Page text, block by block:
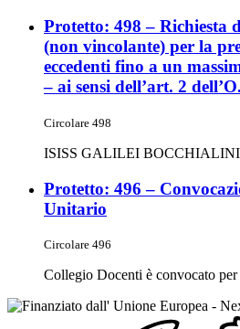
Protetto: 498 – Richiesta
(non vincolante) per la
eccedenti fino a un
– ai sensi dell’art. 2
Circolare 498
ISISS GALILEI BOCCHIALINI
Protetto: 496 –
Unitario
Circolare 496
Collegio Docenti è convocato